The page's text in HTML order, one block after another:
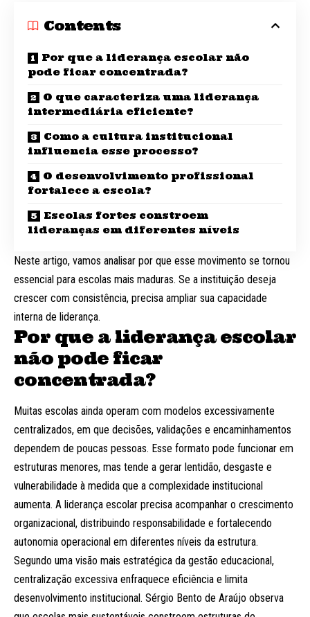
Contents
Por que a liderança escolar não
pode ficar concentrada?
O que caracteriza uma liderança
intermediária eficiente?
Como a cultura institucional
influencia esse processo?
O desenvolvimento profissional
fortalece a escola?
Escolas fortes constroem
lideranças em diferentes níveis
Neste artigo, vamos analisar por que esse movimento se tornou
essencial para escolas mais maduras. Se a instituição deseja
crescer com consistência, precisa ampliar sua capacidade
interna de liderança.
Por que a liderança escolar
não pode ficar
concentrada?
Muitas escolas ainda operam com modelos excessivamente
centralizados, em que decisões, validações e encaminhamentos
dependem de poucas pessoas. Esse formato pode funcionar em
estruturas menores, mas tende a gerar lentidão, desgaste e
vulnerabilidade à medida que a complexidade institucional
aumenta. A liderança escolar precisa acompanhar o crescimento
organizacional, distribuindo responsabilidade e fortalecendo
autonomia operacional em diferentes níveis da estrutura.
Segundo uma visão mais estratégica da gestão educacional,
centralização excessiva enfraquece eficiência e limita
desenvolvimento institucional. Sérgio Bento de Araújo observa